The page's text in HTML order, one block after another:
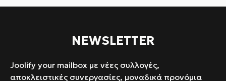
NEWSLETTER
Joolify your mailbox με νέες συλλογές,
αποκλειστικές συνεργασίες, μοναδικά προνόμια